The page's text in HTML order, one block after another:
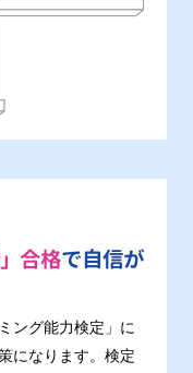
合格で自信が
ング能力検定」に
になります。検定